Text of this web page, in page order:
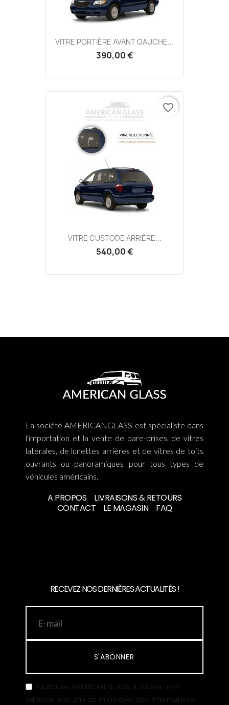
VITRE PORTIÈRE AVANT GAUCHE...
390,00 €
VITRE CUSTODE ARRIÈRE...
540,00 €
favorite_border
La société AMERICANGLASS est spécialiste dans
l'importation et la vente de pare-brises, de vitres
latérales, de lunettes arrières et de vitres de toits
ouvrants ou panoramiques pour tous types de
véhicules américains.
A PROPOS
LIVRAISONS & RETOURS
CONTACT
LE MAGASIN FAQ
RECEVEZ NOS DERNIÈRES ACTUALITÉS !
S'ABONNER
J’autorise AMERICAN GLASS à utiliser mon
adresse mail afin de m’envoyer des informations